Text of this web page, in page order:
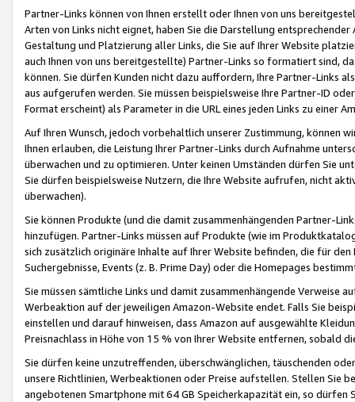
Partner-Links können von Ihnen erstellt oder Ihnen von uns
Arten von Links nicht eignet, haben Sie die Darstellung
Gestaltung und Platzierung aller Links, die Sie auf Ihrer Website
auch Ihnen von uns bereitgestellte) Partner-Links so formatiert sind,
können. Sie dürfen Kunden nicht dazu auffordern, Ihre Partner-Links
aus aufgerufen werden. Sie müssen beispielsweise Ihre Partner-ID
Format erscheint) als Parameter in die URL eines jeden Links zu einer
Auf Ihren Wunsch, jedoch vorbehaltlich unserer Zustimmung, können
Ihnen erlauben, die Leistung Ihrer Partner-Links durch Aufnahme
überwachen und zu optimieren. Unter keinen Umständen dürfen Sie
Sie dürfen beispielsweise Nutzern, die Ihre Website aufrufen, nicht
überwachen).
Sie können Produkte (und die damit zusammenhängenden Partner-
hinzufügen. Partner-Links müssen auf Produkte (wie im
sich zusätzlich originäre Inhalte auf Ihrer Website befinden, die für
Suchergebnisse, Events (z. B. Prime Day) oder die Homepages
Sie müssen sämtliche Links und damit zusammenhängende
Werbeaktion auf der jeweiligen Amazon-Website endet. Falls Sie
einstellen und darauf hinweisen, dass Amazon auf ausgewählte
Preisnachlass in Höhe von 15 % von Ihrer Website entfernen, sobald
Sie dürfen keine unzutreffenden, überschwänglichen, täuschenden
unsere Richtlinien, Werbeaktionen oder Preise aufstellen. Stellen Sie
angebotenen Smartphone mit 64 GB Speicherkapazität ein, so dürfen